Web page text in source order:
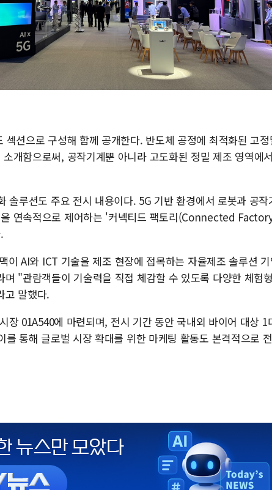
섹션으로 구성해 함께 공개한다. 반도체 공정에 최적화된 고
개함으로써, 공작기계뿐 아니라 고도화된 정밀 제조 영역에
솔루션도 주요 전시 내용이다. 5G 기반 환경에서 로봇과 공작
연속적으로 제어하는 '커넥티드 팩토리(Connected
이 AI와 ICT 기술을 제조 현장에 접목하는 자율제조 솔루션
"관람객들이 기술력을 직접 체감할 수 있도록 다양한 체험
고 말했다.
장 01A540에 마련되며, 전시 기간 동안 국내외 바이어 대상 1
를 통해 글로벌 시장 확대를 위한 마케팅 활동도 본격적으로